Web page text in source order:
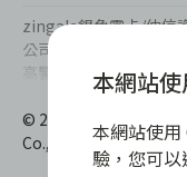
zingala銀角零卡/仲信
公司合作，更不會要求
高警覺，勿受騙上當！
百分率區間為
品或服務為準，且每一
© 2022 仲信資融股份
Co., Ltd. All Rights
本網站使
本網站使用
驗，您可以